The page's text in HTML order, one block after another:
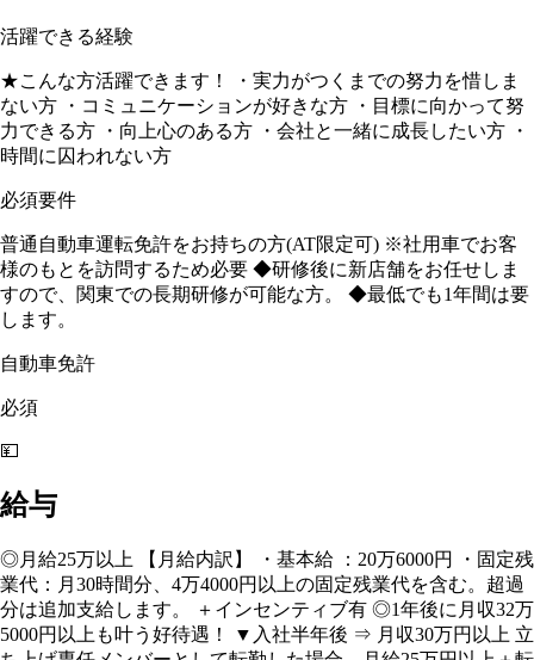
活躍できる経験
★こんな方活躍できます！ ・実力がつくまでの努力を惜しま
ない方 ・コミュニケーションが好きな方 ・目標に向かって努
力できる方 ・向上心のある方 ・会社と一緒に成長したい方 ・
時間に囚われない方
必須要件
普通自動車運転免許をお持ちの方(AT限定可) ※社用車でお客
様のもとを訪問するため必要 ◆研修後に新店舗をお任せしま
すので、関東での長期研修が可能な方。 ◆最低でも1年間は要
します。
自動車免許
必須
💴
給与
◎月給25万以上 【月給内訳】 ・基本給 ：20万6000円 ・固定残
業代：月30時間分、4万4000円以上の固定残業代を含む。超過
分は追加支給します。 ＋インセンティブ有 ◎1年後に月収32万
5000円以上も叶う好待遇！ ▼入社半年後 ⇒ 月収30万円以上 立